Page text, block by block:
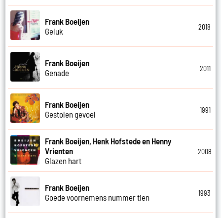
Frank Boeijen
Geluk
2018
Frank Boeijen
Genade
2011
Frank Boeijen
Gestolen gevoel
1991
Frank Boeijen, Henk Hofstede en Henny
Vrienten
Glazen hart
2008
Frank Boeijen
Goede voornemens nummer tien
1993